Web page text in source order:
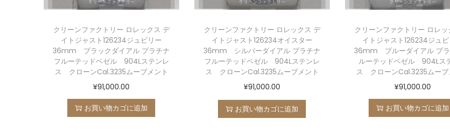
クリーンファクトリー ロレックス デ
イトジャスト126234ジュビリー
36mm ブラックダイアル プラチナ
フルーテッドベゼル 904Lステンレ
ス クローンCal.3235ムーブメント
¥91,000.00
お買い物カゴに追加
クリーンファクトリー ロレックス デ
イトジャスト126234オイスター
36mm シルバーダイアル プラチナ
フルーテッドベゼル 904Lステンレ
ス クローンCal.3235ムーブメント
¥91,000.00
お買い物カゴに追加
クリーンファクトリー ロレ
イトジャスト126234ジュ
36mm ブルーダイアル プラ
ルーテッドベゼル 904Lス
ス クローンCal.3235ムーブ
¥91,000.00
お買い物カゴに追加